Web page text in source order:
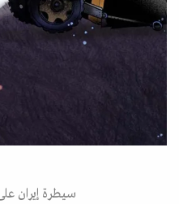
سيطرة إيران